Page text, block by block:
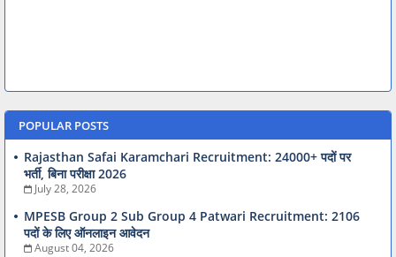
POPULAR POSTS
Rajasthan Safai Karamchari Recruitment: 24000+ पदों पर
भर्ती, बिना परीक्षा 2026
July 28, 2026
MPESB Group 2 Sub Group 4 Patwari Recruitment: 2106
पदों के लिए ऑनलाइन आवेदन
August 04, 2026